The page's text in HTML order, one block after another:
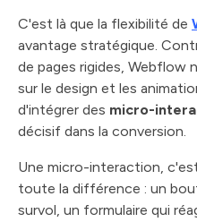
C'est là que la flexibilité de
avantage stratégique.
de pages rigides,
sur le design et les
d'intégrer des micro-
décisif dans la conversion.
Une micro-interaction,
toute la différence : un
survol, un formulaire qui